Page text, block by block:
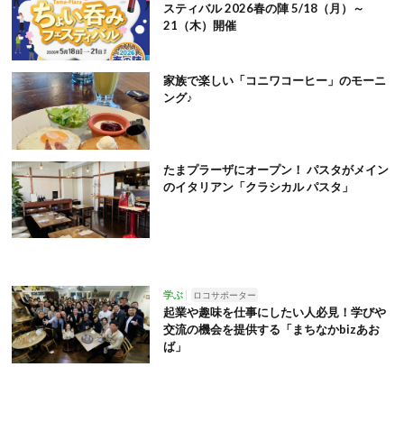
スティバル 2026春の陣 5/18（月）～
21（木）開催
家族で楽しい「コニワコーヒー」のモーニ
ング♪
たまプラーザにオープン！ パスタがメイン
のイタリアン「クラシカル パスタ」
学ぶ ロコサポーター
起業や趣味を仕事にしたい人必見！学びや
交流の機会を提供する「まちなかbizあお
ば」